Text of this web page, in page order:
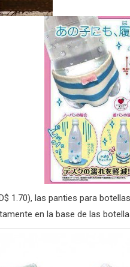
1.70), las panties para
en la base de las